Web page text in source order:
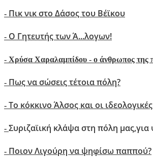
- Πικ νικ στο Δάσος του Βέϊκου
- Ο Γητευτής των Ά...λογων!
- Xρύσα Χαραλαμπίδου - ο άνθρωπος της
- Πως να σώσεις τέτοια πόλη?
- Το κόκκινο Άλσος και οι
- Συριζαϊική κλάψα στη πόλη
- Ποιον Λιγούρη να ψηφίσω παππού?